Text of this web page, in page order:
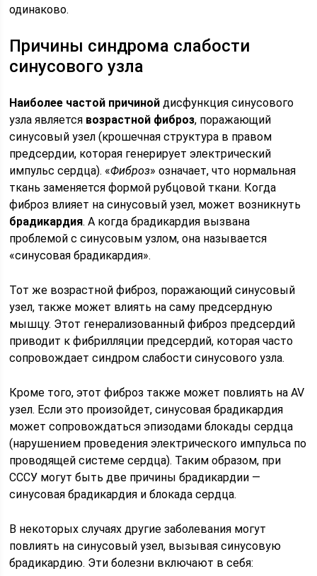
одинаково.
Причины синдрома слабости
синусового узла
Наиболее частой причиной дисфункция синусового
узла является возрастной фиброз, поражающий
синусовый узел (крошечная структура в правом
предсердии, которая генерирует электрический
импульс сердца). «Фиброз» означает, что нормальная
ткань заменяется формой рубцовой ткани. Когда
фиброз влияет на синусовый узел, может возникнуть
брадикардия. А когда брадикардия вызвана
проблемой с синусовым узлом, она называется
«синусовая брадикардия».
Тот же возрастной фиброз, поражающий синусовый
узел, также может влиять на саму предсердную
мышцу. Этот генерализованный фиброз предсердий
приводит к фибрилляции предсердий, которая часто
сопровождает синдром слабости синусового узла.
Кроме того, этот фиброз также может повлиять на AV
узел. Если это произойдет, синусовая брадикардия
может сопровождаться эпизодами блокады сердца
(нарушением проведения электрического импульса по
проводящей системе сердца). Таким образом, при
СССУ могут быть две причины брадикардии —
синусовая брадикардия и блокада сердца.
В некоторых случаях другие заболевания могут
повлиять на синусовый узел, вызывая синусовую
брадикардию. Эти болезни включают в себя: